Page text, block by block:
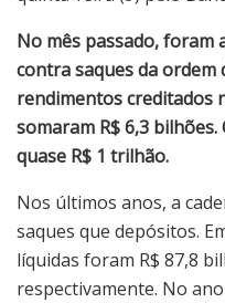
No mês passado, foram
contra saques da ordem
rendimentos creditados
somaram R$ 6,3
quase R$ 1 trilhão.
Nos últimos anos, a
saques que depósitos.
líquidas foram R$ 87,8
respectivamente. No